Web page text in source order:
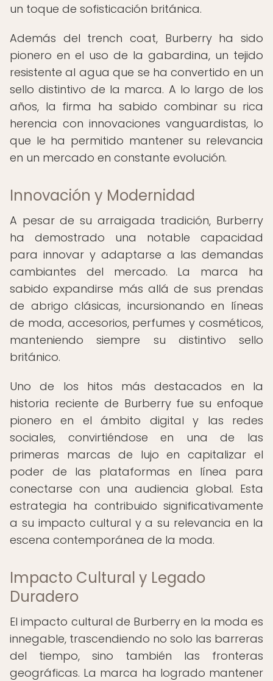
un toque de sofisticación británica.
Además del trench coat, Burberry ha sido
pionero en el uso de la gabardina, un tejido
resistente al agua que se ha convertido en un
sello distintivo de la marca. A lo largo de los
años, la firma ha sabido combinar su rica
herencia con innovaciones vanguardistas, lo
que le ha permitido mantener su relevancia
en un mercado en constante evolución.
Innovación y Modernidad
A pesar de su arraigada tradición, Burberry
ha demostrado una notable capacidad
para innovar y adaptarse a las demandas
cambiantes del mercado. La marca ha
sabido expandirse más allá de sus prendas
de abrigo clásicas, incursionando en líneas
de moda, accesorios, perfumes y cosméticos,
manteniendo siempre su distintivo sello
británico.
Uno de los hitos más destacados en la
historia reciente de Burberry fue su enfoque
pionero en el ámbito digital y las redes
sociales, convirtiéndose en una de las
primeras marcas de lujo en capitalizar el
poder de las plataformas en línea para
conectarse con una audiencia global. Esta
estrategia ha contribuido significativamente
a su impacto cultural y a su relevancia en la
escena contemporánea de la moda.
Impacto Cultural y Legado
Duradero
El impacto cultural de Burberry en la moda es
innegable, trascendiendo no solo las barreras
del tiempo, sino también las fronteras
geográficas. La marca ha logrado mantener